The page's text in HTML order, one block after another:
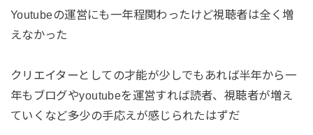
Youtubeの運営にも一年程関わったけど視聴者は全く増
えなかった
クリエイターとしての才能が少しでもあれば半年から一
年もブログやyoutubeを運営すれば読者、視聴者が増え
ていくなど多少の手応えが感じられたはずだ